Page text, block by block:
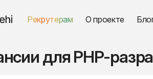
Рекрутерам О проекте
для PHP-